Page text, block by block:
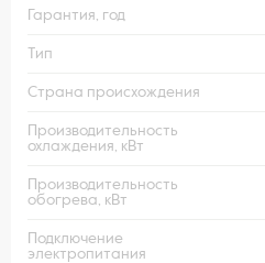
Гарантия, год
Тип
Страна происхождения
Производительность
охлаждения, кВт
Производительность
обогрева, кВт
Подключение
электропитания